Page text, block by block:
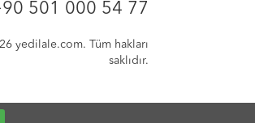
501 000 54 77
yedilale.com. Tüm hakları
saklıdır.